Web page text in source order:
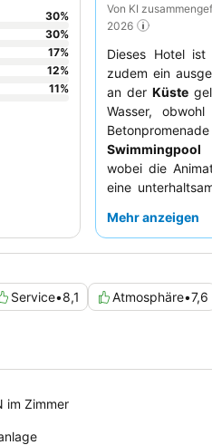
Von KI
2026
Dieses Hotel ist
zudem ein
an der Küste
Wasser,
Swimmingpool
wobei die
eine
Umgebung
historischen
Mehr anzeigen
Service•8,1 Atmosphäre•7,6
30%
30%
17%
12%
11%
im Zimmer